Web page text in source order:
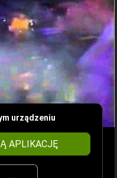
urządzeniu
APLIKACJĘ